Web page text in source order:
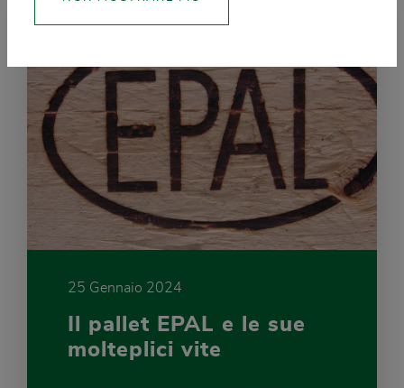
25 Gennaio 2024
Il pallet EPAL e le sue
molteplici vite